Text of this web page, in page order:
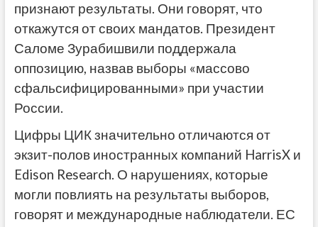
признают результаты. Они говорят, что
откажутся от своих мандатов. Президент
Саломе Зурабишвили поддержала
оппозицию, назвав выборы «массово
сфальсифицированными» при участии
России.
Цифры ЦИК значительно отличаются от
экзит-полов иностранных компаний HarrisX и
Edison Research. О нарушениях, которые
могли повлиять на результаты выборов,
говорят и международные наблюдатели. ЕС